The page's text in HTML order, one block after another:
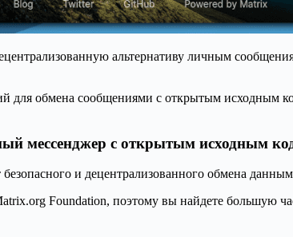
альтернативу личным
для обмена сообщениями с открытым исходным
мессенджер с открытым исходным
и децентрализованного обмена
Foundation, поэтому вы найдете большую